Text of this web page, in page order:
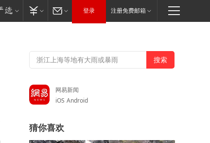
登录 注册免费邮箱
网易新闻
iOS Android
猜你喜欢